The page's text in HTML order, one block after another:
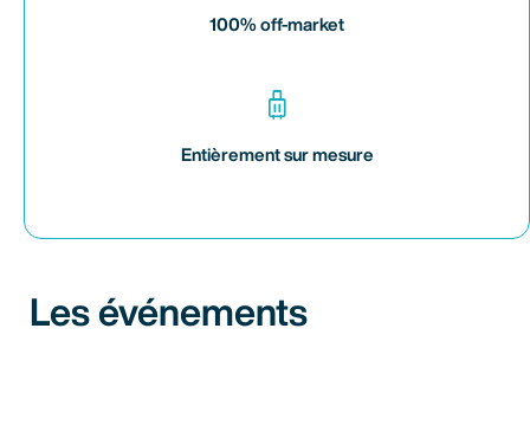
100% off-market
Entièrement sur mesure
Les événements